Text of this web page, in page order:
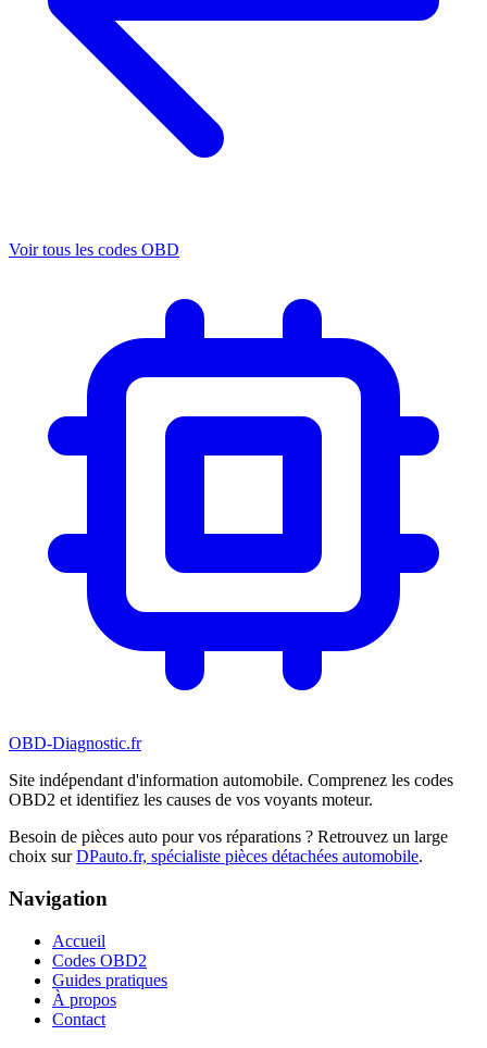
Voir tous les codes OBD
OBD-Diagnostic.fr
Site indépendant d'information automobile. Comprenez les codes
OBD2 et identifiez les causes de vos voyants moteur.
Besoin de pièces auto pour vos réparations ? Retrouvez un large
choix sur DPauto.fr, spécialiste pièces détachées automobile.
Navigation
Accueil
Codes OBD2
Guides pratiques
À propos
Contact